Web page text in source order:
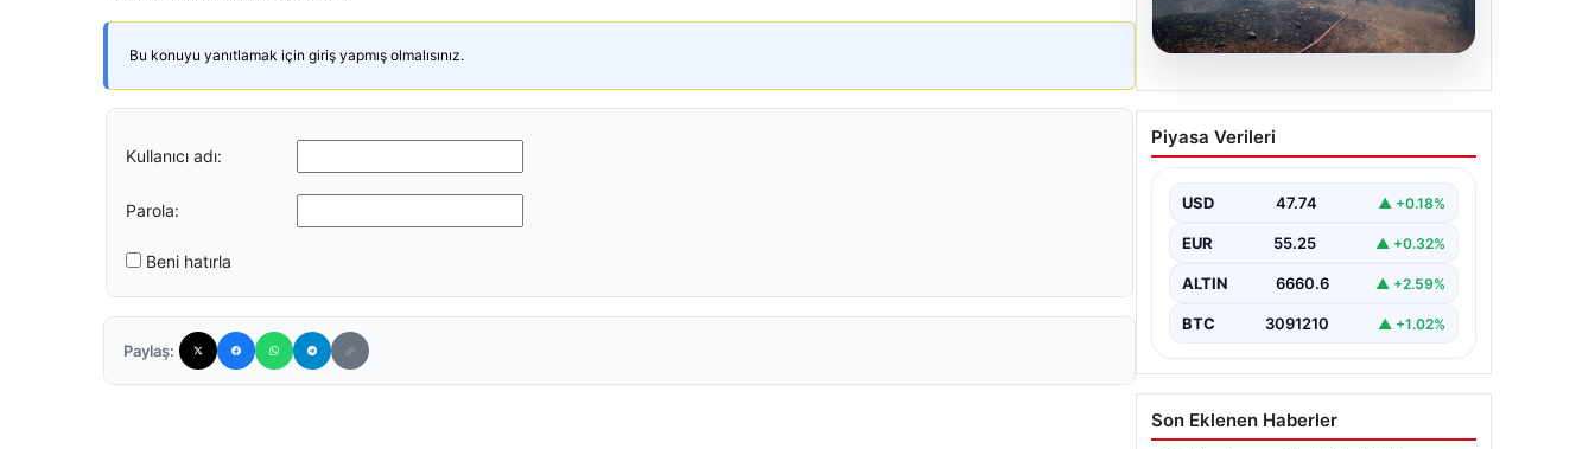
Bu konuyu yanıtlamak için giriş yapmış olmalısınız.
Kullanıcı adı:
Parola:
Beni hatırla
Paylaş:
06.08.2026
Bursa’daki orman yangını
kontrol altında
Piyasa Verileri
USD 47.74 ▲ +0.18%
EUR 55.25 ▲ +0.32%
ALTIN 6660.6 ▲ +2.59%
BTC 3091210 ▲ +1.02%
Son Eklenen Haberler